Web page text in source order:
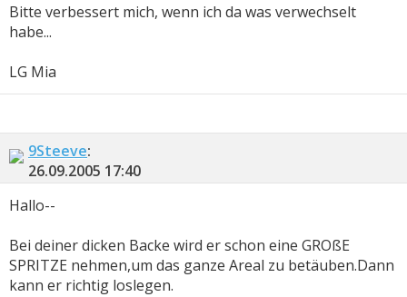
Bitte verbessert mich, wenn ich da was verwechselt
habe...
LG Mia
9Steeve:
26.09.2005 17:40
Hallo--
Bei deiner dicken Backe wird er schon eine GROßE
SPRITZE nehmen,um das ganze Areal zu betäuben.Dann
kann er richtig loslegen.